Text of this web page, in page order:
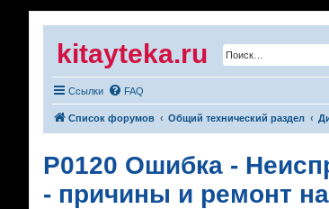
kitayteka.ru
Ссылки FAQ
Список форумов Общий технический раздел
P0120 Ошибка -
- причины и ремонт